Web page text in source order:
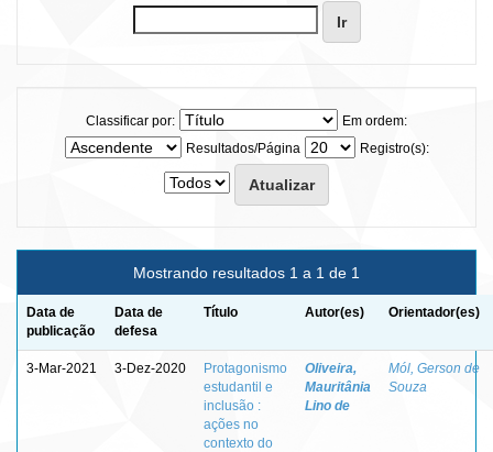
Classificar por:
Em ordem:
Resultados/Página
Registro(s):
Mostrando resultados 1 a 1 de 1
Data de
publicação
Data de
defesa
Título Autor(es) Orientador(es)
3-Mar-2021 3-Dez-2020
Protagonismo
estudantil e
inclusão :
ações no
contexto do
Oliveira,
Mauritânia
Lino de
Mól, Gerson de
Souza